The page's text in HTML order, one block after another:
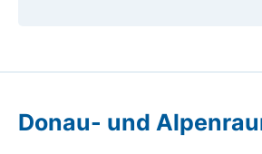
Donau- und